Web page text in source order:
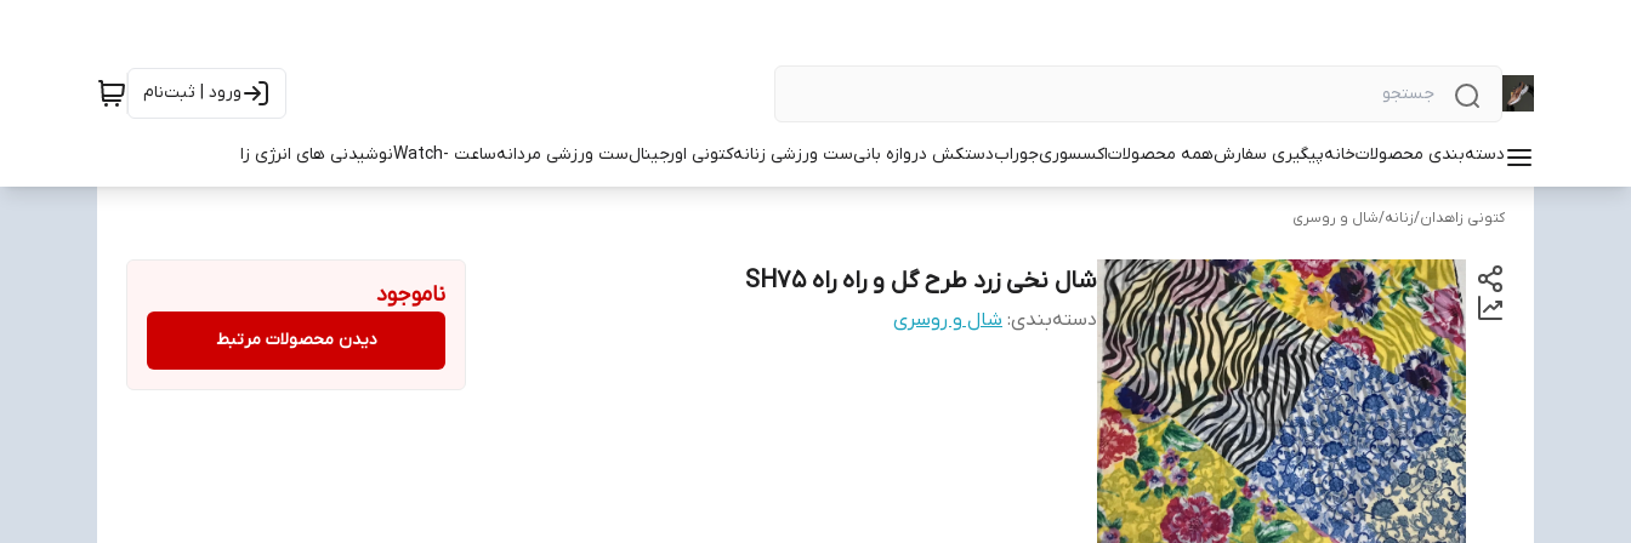
ورود | ثبت‌نام
دسته‌بندی محصولاتخانهپیگیری سفارشهمه محصولاتاکسسوریجورابدستکش دروازه بانیست ورزشی زنانهکتونی اورجینالست ورزشی مردانهساعت -Watch نوشیدنی های انرژی زا
کتونی زاهدان/زنانه/شال و روسری
شال نخی زرد طرح گل و راه راه SH75
دسته‌بندی: شال و روسری
ناموجود
دیدن محصولات مرتبط